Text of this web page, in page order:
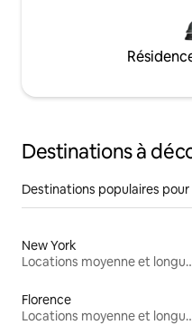
Destinations à
Destinations populaires
New York
Locations
Florence
Locations